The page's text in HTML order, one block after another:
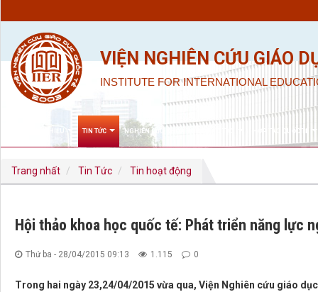
VIỆN NGHIÊN CỨU GIÁO
INSTITUTE FOR INTERNATIONAL
TIN TỨC NGHIÊN CỨU KHOA HỌC & ĐÀO TẠO HỢP TÁC QUỐC TẾ
Trang nhất Tin Tức Tin hoạt động
Hội thảo khoa học quốc tế: Phát triển năng lực
Thứ ba - 28/04/2015 09:13 1.115 0
Trong hai ngày 23,24/04/2015 vừa qua, Viện Nghiên cứu giáo